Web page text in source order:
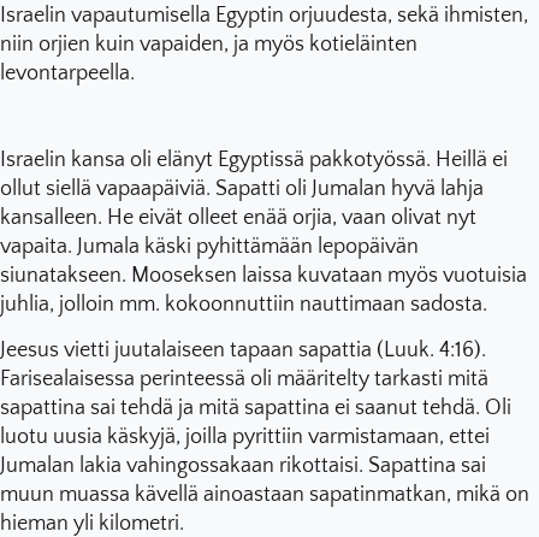
Israelin vapautumisella Egyptin orjuudesta, sekä ihmisten,
niin orjien kuin vapaiden, ja myös kotieläinten
levontarpeella.
Israelin kansa oli elänyt Egyptissä pakkotyössä. Heillä ei
ollut siellä vapaapäiviä. Sapatti oli Jumalan hyvä lahja
kansalleen. He eivät olleet enää orjia, vaan olivat nyt
vapaita. Jumala käski pyhittämään lepopäivän
siunatakseen. Mooseksen laissa kuvataan myös vuotuisia
juhlia, jolloin mm. kokoonnuttiin nauttimaan sadosta.
Jeesus vietti juutalaiseen tapaan sapattia (Luuk. 4:16).
Farisealaisessa perinteessä oli määritelty tarkasti mitä
sapattina sai tehdä ja mitä sapattina ei saanut tehdä. Oli
luotu uusia käskyjä, joilla pyrittiin varmistamaan, ettei
Jumalan lakia vahingossakaan rikottaisi. Sapattina sai
muun muassa kävellä ainoastaan sapatinmatkan, mikä on
hieman yli kilometri.